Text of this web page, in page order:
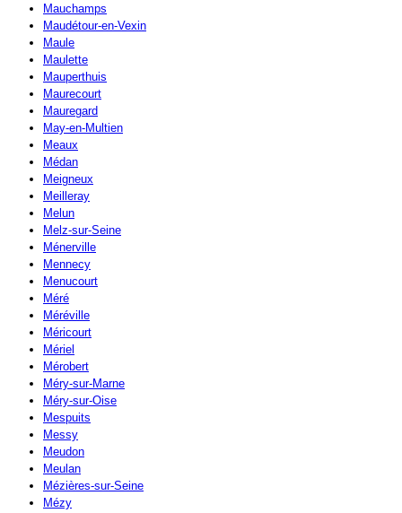
Mauchamps
Maudétour-en-Vexin
Maule
Maulette
Mauperthuis
Maurecourt
Mauregard
May-en-Multien
Meaux
Médan
Meigneux
Meilleray
Melun
Melz-sur-Seine
Ménerville
Mennecy
Menucourt
Méré
Méréville
Méricourt
Mériel
Mérobert
Méry-sur-Marne
Méry-sur-Oise
Mespuits
Messy
Meudon
Meulan
Mézières-sur-Seine
Mézy